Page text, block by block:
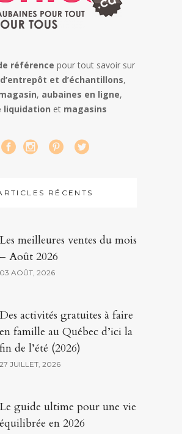
référence pour tout savoir sur
et d’échantillons,
, aubaines en ligne,
liquidation et magasins
RÉCENTS
Les meilleures ventes du mois
– Août 2026
03 AOÛT, 2026
Des activités gratuites à faire
en famille au Québec d’ici la
fin de l’été (2026)
27 JUILLET, 2026
Le guide ultime pour une vie
équilibrée en 2026